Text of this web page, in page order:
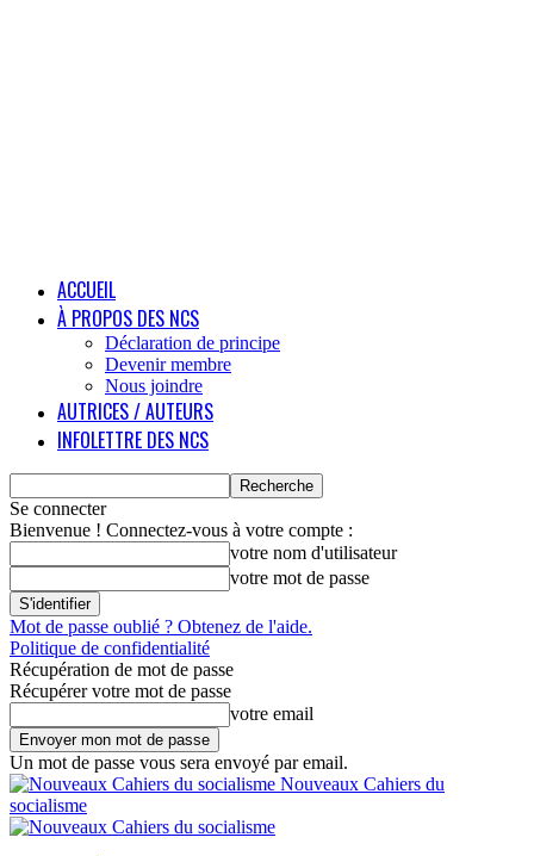
ACCUEIL
À PROPOS DES NCS
Déclaration de principe
Devenir membre
Nous joindre
AUTRICES / AUTEURS
INFOLETTRE DES NCS
Se connecter
Bienvenue ! Connectez-vous à votre compte :
votre nom d'utilisateur
votre mot de passe
Mot de passe oublié ? Obtenez de l'aide.
Politique de confidentialité
Récupération de mot de passe
Récupérer votre mot de passe
votre email
Un mot de passe vous sera envoyé par email.
Nouveaux Cahiers du
socialisme